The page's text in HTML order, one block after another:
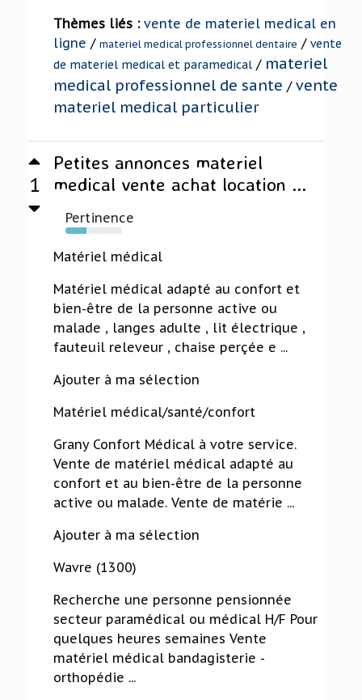
Thèmes liés : vente de materiel medical en
ligne / materiel medical professionnel dentaire / vente
de materiel medical et paramedical / materiel
medical professionnel de sante / vente
materiel medical particulier
1
Petites annonces materiel
medical vente achat location ...
Pertinence
37%
Matériel médical
Matériel médical adapté au confort et
bien-être de la personne active ou
malade , langes adulte , lit électrique ,
fauteuil releveur , chaise perçée e ...
Ajouter à ma sélection
Matériel médical/santé/confort
Grany Confort Médical à votre service.
Vente de matériel médical adapté au
confort et au bien-être de la personne
active ou malade. Vente de matérie ...
Ajouter à ma sélection
Wavre (1300)
Recherche une personne pensionnée
secteur paramédical ou médical H/F Pour
quelques heures semaines Vente
matériel médical bandagisterie -
orthopédie ...